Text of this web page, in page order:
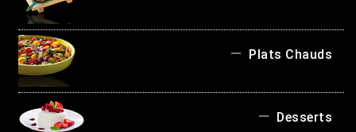
Plats Chauds
Desserts